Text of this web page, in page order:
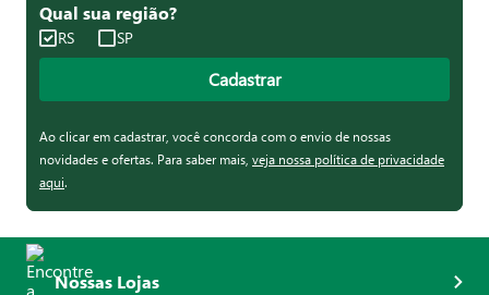
Qual sua região?
RS SP
Cadastrar
Ao clicar em cadastrar, você concorda com o envio de nossas
novidades e ofertas. Para saber mais, veja nossa política de privacidade
aqui.
Nossas Lojas